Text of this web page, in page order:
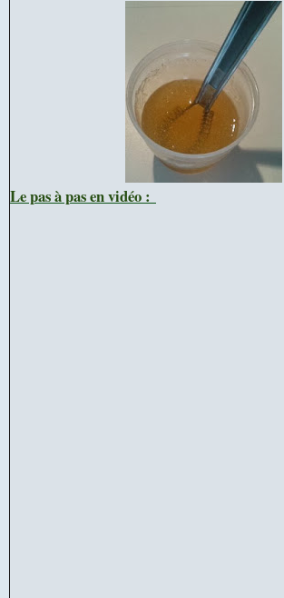
Le pas à pas en vidéo :